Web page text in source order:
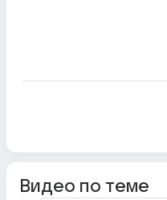
Видео по теме